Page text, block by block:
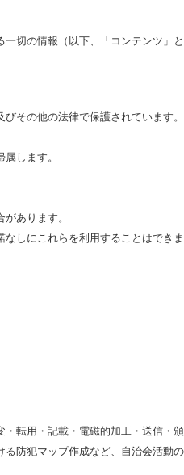
切の情報（以下、「コンテンツ」
その他の法律で保護されています。
します。
あります。
しにこれらを利用することはできま
転用・記載・電磁的加工・送信・
防犯マップ作成など、自治会活動